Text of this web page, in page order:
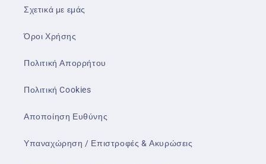
Σχετικά με εμάς
Όροι Χρήσης
Πολιτική Απορρήτου
Πολιτική Cookies
Αποποίηση Ευθύνης
Υπαναχώρηση / Επιστροφές & Ακυρώσεις